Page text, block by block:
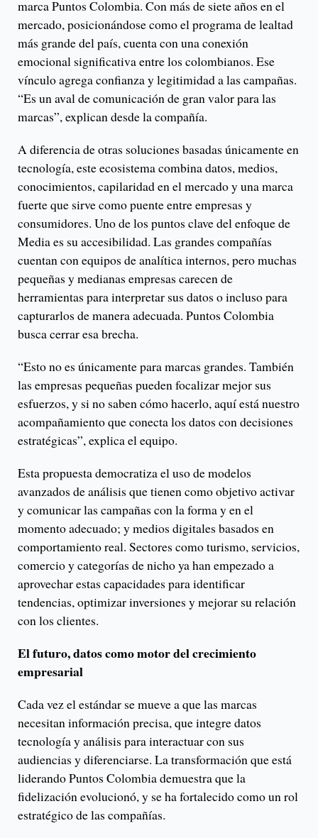
marca Puntos Colombia. Con más de siete años en el
mercado, posicionándose como el programa de lealtad
más grande del país, cuenta con una conexión
emocional significativa entre los colombianos. Ese
vínculo agrega confianza y legitimidad a las campañas.
“Es un aval de comunicación de gran valor para las
marcas”, explican desde la compañía.
A diferencia de otras soluciones basadas únicamente en
tecnología, este ecosistema combina datos, medios,
conocimientos, capilaridad en el mercado y una marca
fuerte que sirve como puente entre empresas y
consumidores. Uno de los puntos clave del enfoque de
Media es su accesibilidad. Las grandes compañías
cuentan con equipos de analítica internos, pero muchas
pequeñas y medianas empresas carecen de
herramientas para interpretar sus datos o incluso para
capturarlos de manera adecuada. Puntos Colombia
busca cerrar esa brecha.
“Esto no es únicamente para marcas grandes. También
las empresas pequeñas pueden focalizar mejor sus
esfuerzos, y si no saben cómo hacerlo, aquí está nuestro
acompañamiento que conecta los datos con decisiones
estratégicas”, explica el equipo.
Esta propuesta democratiza el uso de modelos
avanzados de análisis que tienen como objetivo activar
y comunicar las campañas con la forma y en el
momento adecuado; y medios digitales basados en
comportamiento real. Sectores como turismo, servicios,
comercio y categorías de nicho ya han empezado a
aprovechar estas capacidades para identificar
tendencias, optimizar inversiones y mejorar su relación
con los clientes.
El futuro, datos como motor del crecimiento
empresarial
Cada vez el estándar se mueve a que las marcas
necesitan información precisa, que integre datos
tecnología y análisis para interactuar con sus
audiencias y diferenciarse. La transformación que está
liderando Puntos Colombia demuestra que la
fidelización evolucionó, y se ha fortalecido como un rol
estratégico de las compañías.